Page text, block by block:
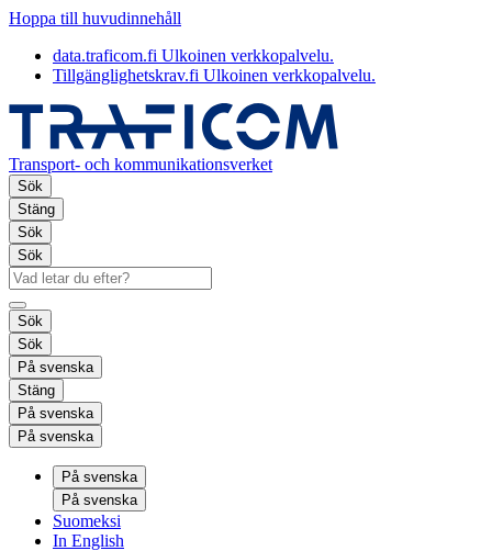
Hoppa till huvudinnehåll
data.traficom.fi Ulkoinen verkkopalvelu.
Tillgänglighetskrav.fi Ulkoinen verkkopalvelu.
Transport- och kommunikationsverket
Sök
Stäng
Sök
Sök
Sök
Sök
På svenska
Stäng
På svenska
På svenska
På svenska
På svenska
Suomeksi
In English